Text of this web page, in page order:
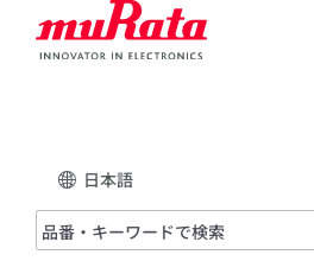
日本語